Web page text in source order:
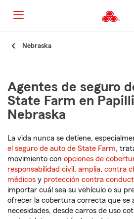
al
Nebraska
Agentes de seguro
State Farm en
Nebraska
La vida nunca se detiene,
el seguro de auto de State Farm,
movimiento con opciones de
responsabilidad civil , amplia, contra
médicos y protección contra
importar cuál sea su vehículo o su
ofrecer la cobertura correcta que se
necesidades, desde carros de uso